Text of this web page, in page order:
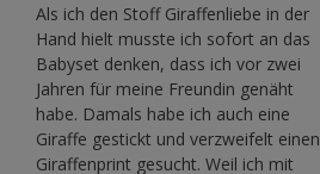
Als ich den Stoff Giraffenliebe in der
Hand hielt musste ich sofort an das
Babyset denken, dass ich vor zwei
Jahren für meine Freundin genäht
habe. Damals habe ich auch eine
Giraffe gestickt und verzweifelt einen
Giraffenprint gesucht. Weil ich mit